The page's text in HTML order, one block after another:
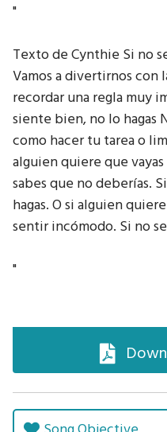
"
Texto de Cynthie Si no
Vamos a divertirnos con
recordar una regla muy
siente bien, no lo hagas
como hacer tu tarea o
alguien quiere que
sabes que no deberías.
hagas. O si alguien
sentir incómodo. Si no
"